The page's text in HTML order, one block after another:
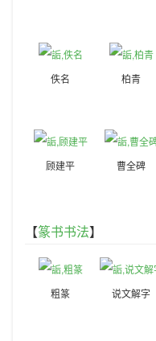
佚名 柏青
顾建平 曹全碑
【篆书书法】
粗篆 说文解字